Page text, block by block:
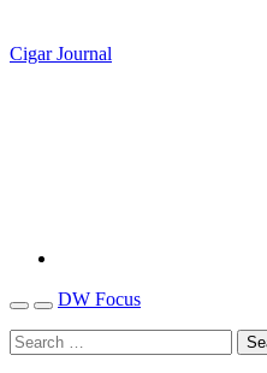
Cigar Journal
DW Focus